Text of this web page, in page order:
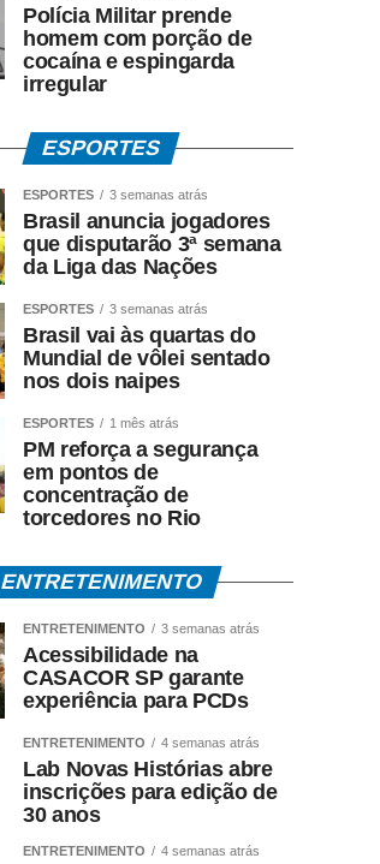
Polícia Militar prende
homem com porção de
cocaína e espingarda
irregular
ESPORTES
ESPORTES 3 semanas atrás
Brasil anuncia jogadores
que disputarão 3ª semana
da Liga das Nações
ESPORTES 3 semanas atrás
Brasil vai às quartas do
Mundial de vôlei sentado
nos dois naipes
ESPORTES 1 mês atrás
PM reforça a segurança
em pontos de
concentração de
torcedores no Rio
ENTRETENIMENTO
ENTRETENIMENTO 3 semanas atrás
Acessibilidade na
CASACOR SP garante
experiência para PCDs
ENTRETENIMENTO 4 semanas atrás
Lab Novas Histórias abre
inscrições para edição de
30 anos
ENTRETENIMENTO 4 semanas atrás